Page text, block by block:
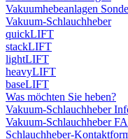
Vakuumhebeanlagen
Vakuum-Schlauchheber
quickLIFT
stackLIFT
lightLIFT
heavyLIFT
baseLIFT
Was möchten Sie heben?
Vakuum-Schlauchheber
Vakuum-Schlauchheber
Schlauchheber-